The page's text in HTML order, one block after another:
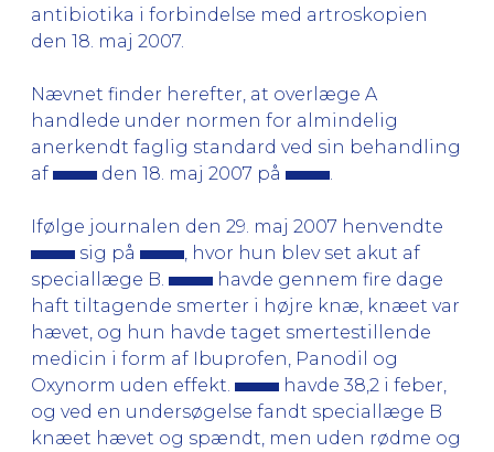
antibiotika i forbindelse med artroskopien
den 18. maj 2007.
Nævnet finder herefter, at overlæge A
handlede under normen for almindelig
anerkendt faglig standard ved sin behandling
af
den 18. maj 2007 på
Ifølge journalen den 29. maj 2007 henvendte
sig på
, hvor hun blev set akut af
speciallæge B.
havde gennem fire dage
haft tiltagende smerter i højre knæ, knæet var
hævet, og hun havde taget smertestillende
medicin i form af Ibuprofen, Panodil og
Oxynorm uden effekt.
havde 38,2 i feber,
og ved en undersøgelse fandt speciallæge B
knæet hævet og spændt, men uden rødme og